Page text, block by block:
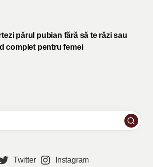
părul pubian fără să te răzi sau
complet pentru femei
Twitter Instagram